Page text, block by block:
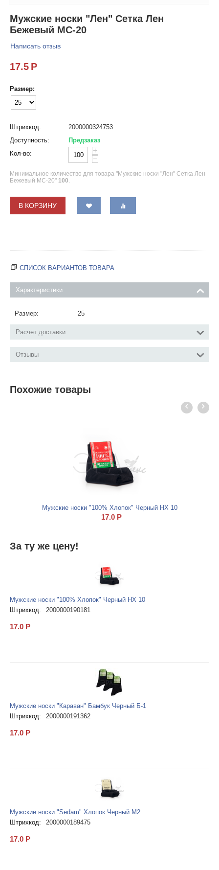
Мужские носки "Лен" Сетка Лен
Бежевый МС-20
Написать отзыв
17.5 Р
Размер:
Штрихкод:
2000000324753
Доступность:
Предзаказ
Кол-во:
+
−
Минимальное количество для товара "Мужские носки "Лен" Сетка Лен
Бежевый МС-20" 100
В КОРЗИНУ
СПИСОК ВАРИАНТОВ ТОВАРА
Характеристики
Размер: 25
Расчет доставки
Отзывы
Похожие товары
Мужские носки "100% Хлопок" Черный НХ 10
17.0 Р
За ту же цену!
Мужские носки "100% Хлопок" Черный НХ 10
Штрихкод:
2000000190181
17.0 Р
Мужские носки "Караван" Бамбук Черный Б-1
Штрихкод:
2000000191362
17.0 Р
Мужские носки "Sedam" Хлопок Черный М2
Штрихкод:
2000000189475
17.0 Р